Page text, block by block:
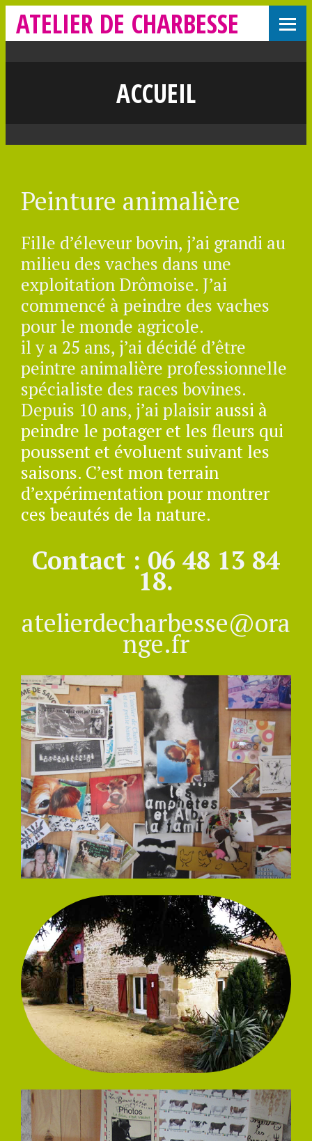
ATELIER DE CHARBESSE
ACCUEIL
Peinture animalière
Fille d’éleveur bovin, j’ai grandi au
milieu des vaches dans une
exploitation Drômoise. J’ai
commencé à peindre des vaches
pour le monde agricole.
il y a 25 ans, j’ai décidé d’être
peintre animalière professionnelle
spécialiste des races bovines.
Depuis 10 ans, j’ai plaisiraussi à
peindre le potager et les fleurs qui
poussent et évoluent suivant les
saisons. C’est mon terrain
d’expérimentation pour montrer
ces beautés de la nature.
Contact : 06 48 13 84
18.
atelierdecharbesse@ora
nge.fr